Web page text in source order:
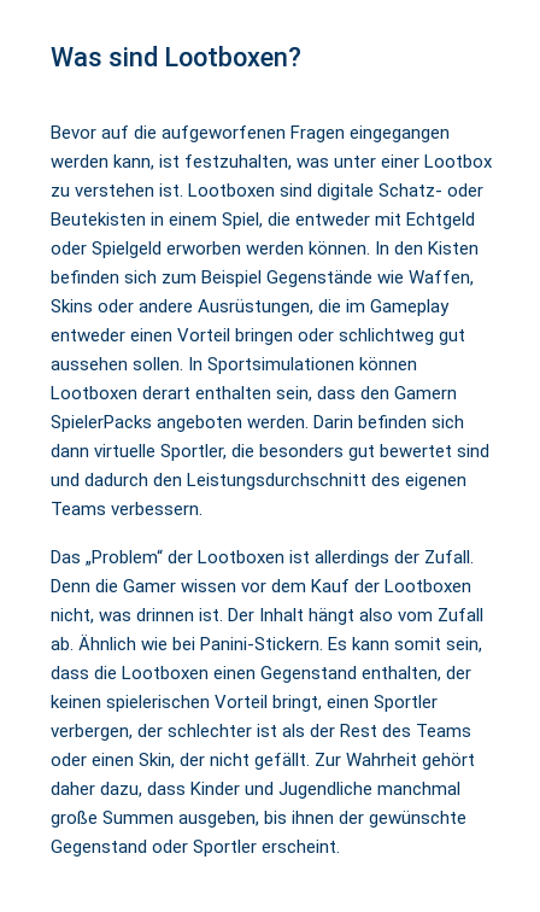
Was sind Lootboxen?
Bevor auf die aufgeworfenen Fragen eingegangen
werden kann, ist festzuhalten, was unter einer Lootbox
zu verstehen ist. Lootboxen sind digitale Schatz- oder
Beutekisten in einem Spiel, die entweder mit Echtgeld
oder Spielgeld erworben werden können. In den Kisten
befinden sich zum Beispiel Gegenstände wie Waffen,
Skins oder andere Ausrüstungen, die im Gameplay
entweder einen Vorteil bringen oder schlichtweg gut
aussehen sollen. In Sportsimulationen können
Lootboxen derart enthalten sein, dass den Gamern
SpielerPacks angeboten werden. Darin befinden sich
dann virtuelle Sportler, die besonders gut bewertet sind
und dadurch den Leistungsdurchschnitt des eigenen
Teams verbessern.
Das „Problem“ der Lootboxen ist allerdings der Zufall.
Denn die Gamer wissen vor dem Kauf der Lootboxen
nicht, was drinnen ist. Der Inhalt hängt also vom Zufall
ab. Ähnlich wie bei Panini-Stickern. Es kann somit sein,
dass die Lootboxen einen Gegenstand enthalten, der
keinen spielerischen Vorteil bringt, einen Sportler
verbergen, der schlechter ist als der Rest des Teams
oder einen Skin, der nicht gefällt. Zur Wahrheit gehört
daher dazu, dass Kinder und Jugendliche manchmal
große Summen ausgeben, bis ihnen der gewünschte
Gegenstand oder Sportler erscheint.